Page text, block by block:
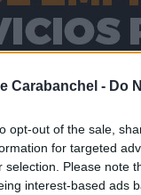
Carabanchel - Do
opt-out of the sale,
for targeted
selection. Please note
interest-based ads
el 8